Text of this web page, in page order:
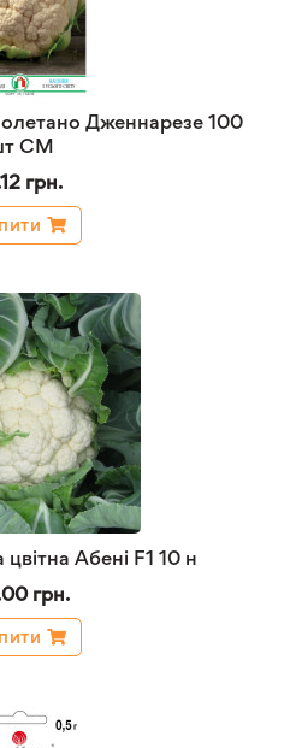
Дженнарезе 100
СМ
грн.
Абені F1 10 н
грн.